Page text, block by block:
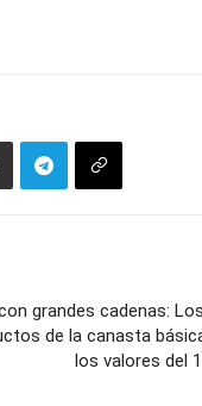
grandes cadenas:
de la canasta
los valores del